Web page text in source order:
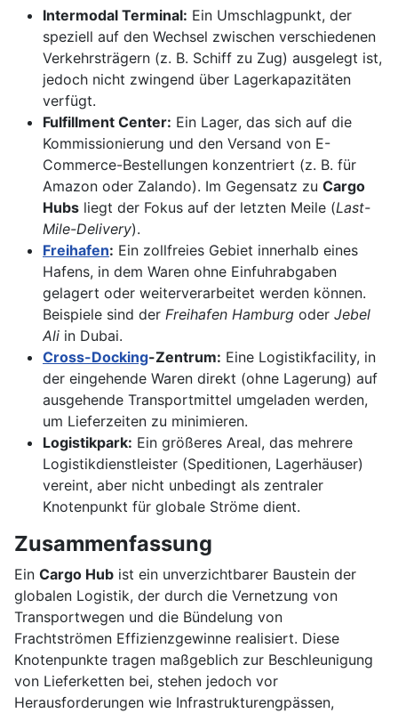
Intermodal Terminal: Ein Umschlagpunkt, der
speziell auf den Wechsel zwischen verschiedenen
Verkehrsträgern (z. B. Schiff zu Zug) ausgelegt ist,
jedoch nicht zwingend über Lagerkapazitäten
verfügt.
Fulfillment Center: Ein Lager, das sich auf die
Kommissionierung und den Versand von E-
Commerce-Bestellungen konzentriert (z. B. für
Amazon oder Zalando). Im Gegensatz zu Cargo
Hubs liegt der Fokus auf der letzten Meile (Last-
Mile-Delivery).
Freihafen: Ein zollfreies Gebiet innerhalb eines
Hafens, in dem Waren ohne Einfuhrabgaben
gelagert oder weiterverarbeitet werden können.
Beispiele sind der Freihafen Hamburg oder Jebel
Ali in Dubai.
Cross-Docking-Zentrum: Eine Logistikfacility, in
der eingehende Waren direkt (ohne Lagerung) auf
ausgehende Transportmittel umgeladen werden,
um Lieferzeiten zu minimieren.
Logistikpark: Ein größeres Areal, das mehrere
Logistikdienstleister (Speditionen, Lagerhäuser)
vereint, aber nicht unbedingt als zentraler
Knotenpunkt für globale Ströme dient.
Zusammenfassung
Ein Cargo Hub ist ein unverzichtbarer Baustein der
globalen Logistik, der durch die Vernetzung von
Transportwegen und die Bündelung von
Frachtströmen Effizienzgewinne realisiert. Diese
Knotenpunkte tragen maßgeblich zur Beschleunigung
von Lieferketten bei, stehen jedoch vor
Herausforderungen wie Infrastrukturengpässen,